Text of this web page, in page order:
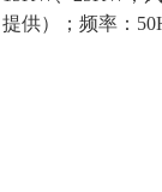
提供）； 频率：